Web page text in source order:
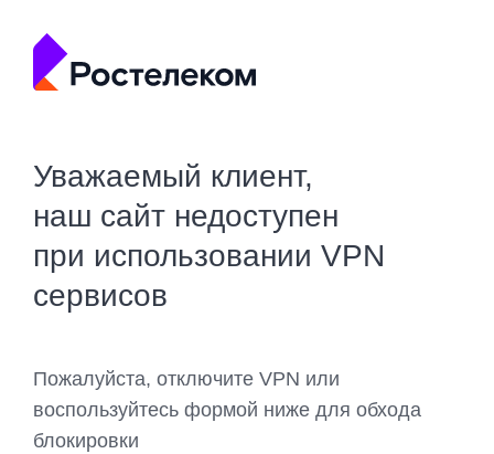
Уважаемый клиент,
наш сайт недоступен
при использовании VPN
сервисов
Пожалуйста, отключите VPN или
воспользуйтесь формой ниже для обхода
блокировки